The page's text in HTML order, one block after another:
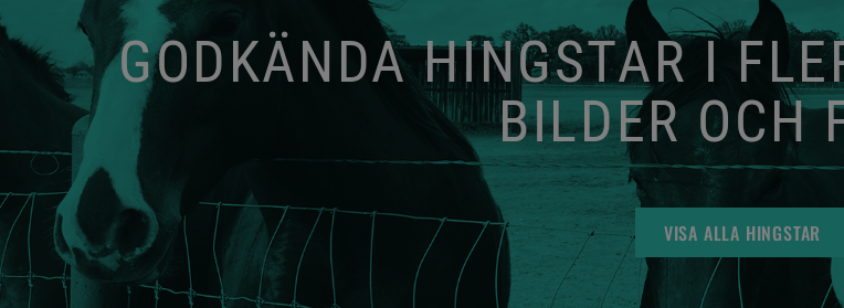
GODKÄNDA HINGSTAR I
BILDER OCH
VISA ALLA HINGSTAR